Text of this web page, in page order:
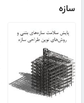
سازه